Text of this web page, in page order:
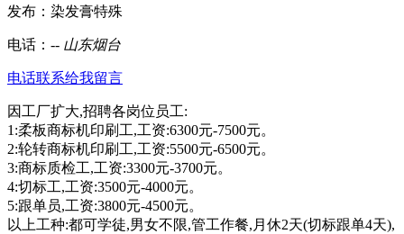
发布：染发膏特殊
电话： -- 山东烟台
电话联系给我留言
因工厂扩大,招聘各岗位员工:
1:柔板商标机印刷工,工资:6300元-7500元。
2:轮转商标机印刷工,工资:5500元-6500元。
3:商标质检工,工资:3300元-3700元。
4:切标工,工资:3500元-4000元。
5:跟单员,工资:3800元-4500元。
以上工种:都可学徒,男女不限,管工作餐,月休2天(切标跟单4天),